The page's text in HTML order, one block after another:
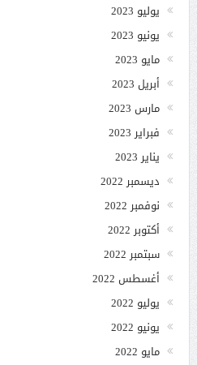
يوليو 2023
يونيو 2023
مايو 2023
أبريل 2023
مارس 2023
فبراير 2023
يناير 2023
ديسمبر 2022
نوفمبر 2022
أكتوبر 2022
سبتمبر 2022
أغسطس 2022
يوليو 2022
يونيو 2022
مايو 2022